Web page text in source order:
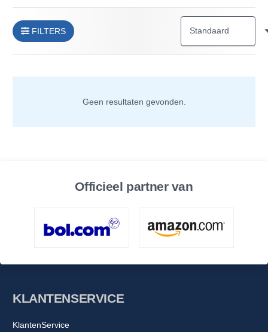
FILTERS
Geen resultaten gevonden.
Officieel partner van
KLANTENSERVICE
KlantenService